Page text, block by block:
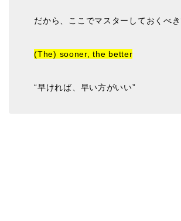
だから、ここでマスターしておくべき
(The) sooner, the better
“早ければ、早い方がいい”